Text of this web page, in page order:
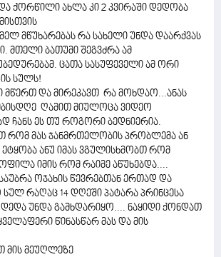
ქორწილი ახლა კი 2 კვირაში დედობა
მწუხარებას რა სახელი უნდა დაარქვას
მთელი ბათუმი შეგვძრა ამ
ცათა სასუფეველი ამ ორი
სულს!
მწერთ და მირეკავთ რა მოხდაო...ანას
ღამით მიულოცა ვიდეო
ჩანს ეს თუ როგორი ბედნიერია.
რომ მას ჯანმრთელობის პრობლემა ან
ანუ იმას ვგულისხმობთ რომ
იმის რომ რაიმე აწუხებდა....
ოჯახის წევრებთან ერთად და
სულ რაღაც 14 დღეში პატარა პრინცესა
უნდა გამხდარიყო.... ნაყიდი ქონდათ
წინასწარ მას და მის
მის მეუღლეზე